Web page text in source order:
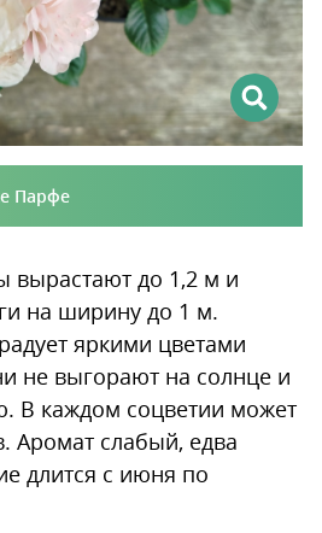
Парфе
вырастают до 1,2 м и
на ширину до 1 м.
яркими цветами
не выгорают на солнце и
В каждом соцветии может
Аромат слабый, едва
длится с июня по